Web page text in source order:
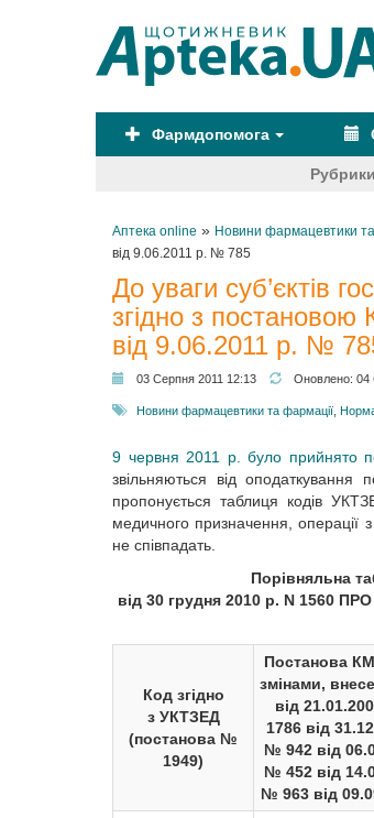
Фармдопомога
Рубрики
Аптека online » Новини фармацевтики
від 9.06.2011 р. № 785
До уваги суб’єктів
згідно з
від 9.06.2011 р. №
03 Серпня 2011 12:13 Оновлено: 04
Новини фармацевтики та фармації
9 червня 2011 р. було прийнято
звільняються від
пропонується таблиця кодів
медичного призначення, операції
не співпадать.
Порівняльна
від 30 грудня 2010 р. N 1560
Код згідно
з УКТЗЕД
(постанова №
1949)
Постанова
змінами,
від
1786 від
№ 942 від
№ 452 від
№ 963 від